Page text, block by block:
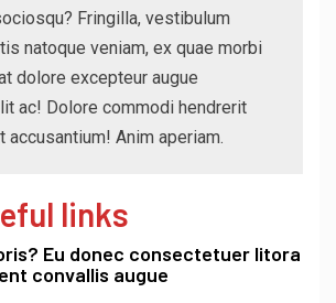
Fringilla, vestibulum
natoque veniam, ex quae morbi
dolore excepteur augue
ac! Dolore commodi hendrerit
accusantium! Anim aperiam.
links
Eu donec consectetuer litora
convallis augue